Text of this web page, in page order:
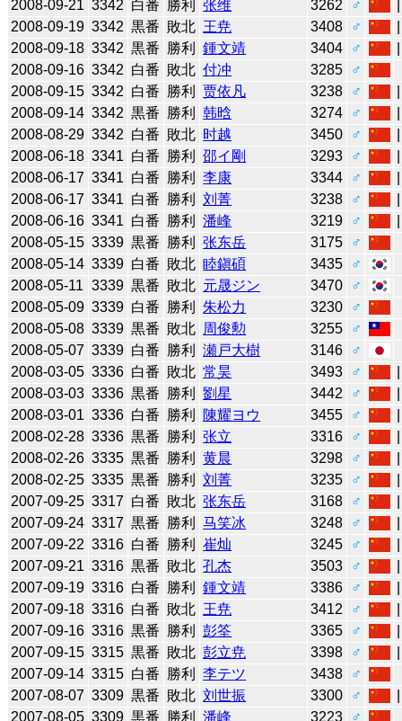
2008-09-21 3342 白番 勝利 张维 3262 ♂
2008-09-19 3342 黒番 敗北 王尭 3408 ♂
2008-09-18 3342 黒番 勝利 鍾文靖 3404 ♂
2008-09-16 3342 白番 敗北 付冲 3285
♂
2008-09-15 3342 白番 勝利 贾依凡 3238 ♂
2008-09-14 3342 黒番 勝利 韩晗 3274 ♂
2008-08-29 3342 白番 敗北 时越 3450 ♂
2008-06-18 3341 白番 勝利 邵イ剛 3293 ♂
2008-06-17 3341 白番 勝利 李康 3344 ♂
2008-06-17 3341 白番 勝利 刘菁 3238 ♂
2008-06-16 3341 白番 勝利 潘峰 3219 ♂
2008-05-15 3339 黒番 勝利 张东岳 3175
♂
2008-05-14 3339 白番 敗北 睦鎭碩 3435
♂
2008-05-11 3339 黒番 敗北 元晟ジン 3470
♂
2008-05-09 3339 白番 勝利 朱松力 3230
♂
2008-05-08 3339 黒番 敗北 周俊勲 3255
♂
2008-05-07 3339 白番 勝利 瀬戸大樹 3146
♂
2008-03-05 3336 白番 敗北 常昊 3493 ♂
2008-03-03 3336 黒番 勝利 劉星 3442 ♂
2008-03-01 3336 白番 勝利 陳耀ヨウ 3455 ♂
2008-02-28 3336 黒番 勝利 张立 3316 ♂
2008-02-26 3335 黒番 勝利 黄晨 3298 ♂
2008-02-25 3335 黒番 勝利 刘菁 3235 ♂
2007-09-25 3317 白番 敗北 张东岳 3168 ♂
2007-09-24 3317 黒番 勝利 马笑冰 3248 ♂
2007-09-22 3316 白番 勝利 崔灿 3245 ♂
2007-09-21 3316 黒番 敗北 孔杰 3503 ♂
2007-09-19 3316 白番 勝利 鍾文靖 3386 ♂
2007-09-18 3316 白番 敗北 王尭 3412 ♂
2007-09-16 3316 黒番 勝利 彭筌 3365 ♂
2007-09-15 3315 黒番 敗北 彭立尭 3398 ♂
2007-09-14 3315 白番 勝利 李テツ 3438
♂
2007-08-07 3309 黒番 敗北 刘世振 3300 ♂
2007-08-05 3309 黒番 勝利 潘峰 3223
♂